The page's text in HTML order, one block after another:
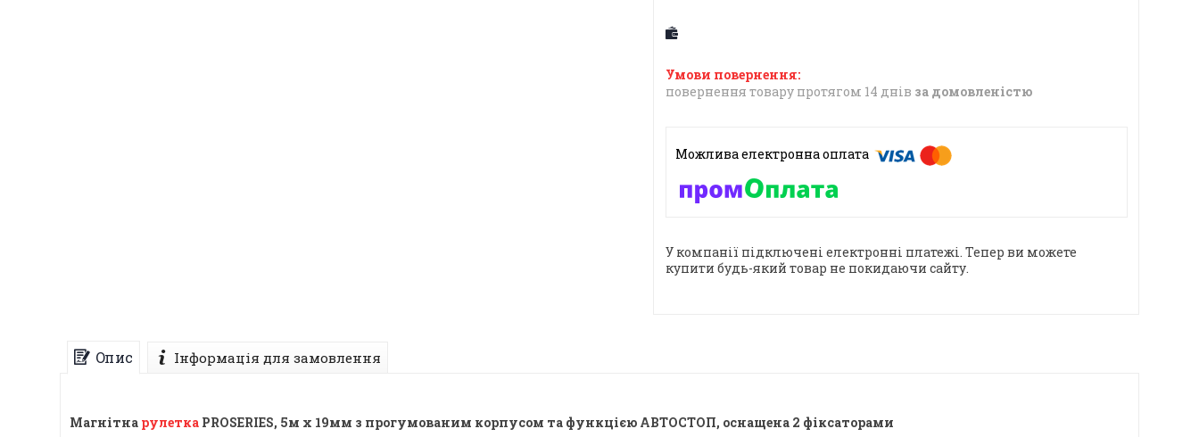
повернення товару протягом 14 днів за домовленістю
У компанії підключені електронні платежі. Тепер ви можете
купити будь-який товар не покидаючи сайту.
Опис Інформація для замовлення
Магнітна рулетка PROSERIES, 5м x 19мм з прогумованим корпусом та функцією АВТОСТОП, оснащена 2 фіксаторами